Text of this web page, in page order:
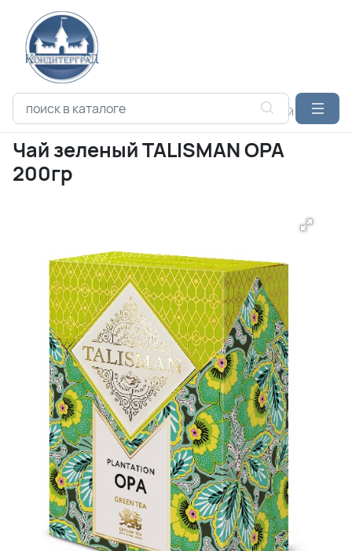
Каталог продукции Чай зеленый
Чай зеленый TALISMAN ОРА
200гр